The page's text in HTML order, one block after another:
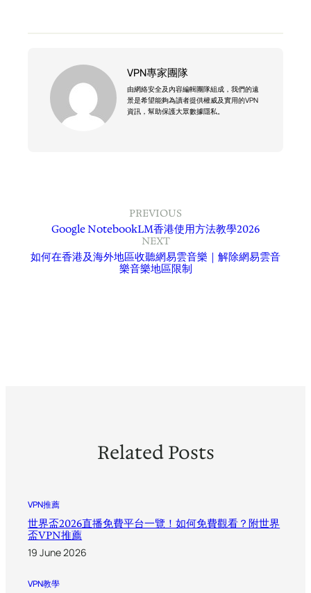
VPN專家團隊
由網絡安全及內容編輯團隊組成，我們的遠
景是希望能夠為讀者提供權威及實用的VPN
資訊，幫助保護大眾數據隱私。
PREVIOUS
Google NotebookLM香港使用方法教學2026
NEXT
如何在香港及海外地區收聽網易雲音樂｜解除網易雲音
樂音樂地區限制
Related Posts
VPN推薦
世界盃2026直播免費平台一覽！如何免費觀看？附世界
盃VPN推薦
19 June 2026
VPN教學